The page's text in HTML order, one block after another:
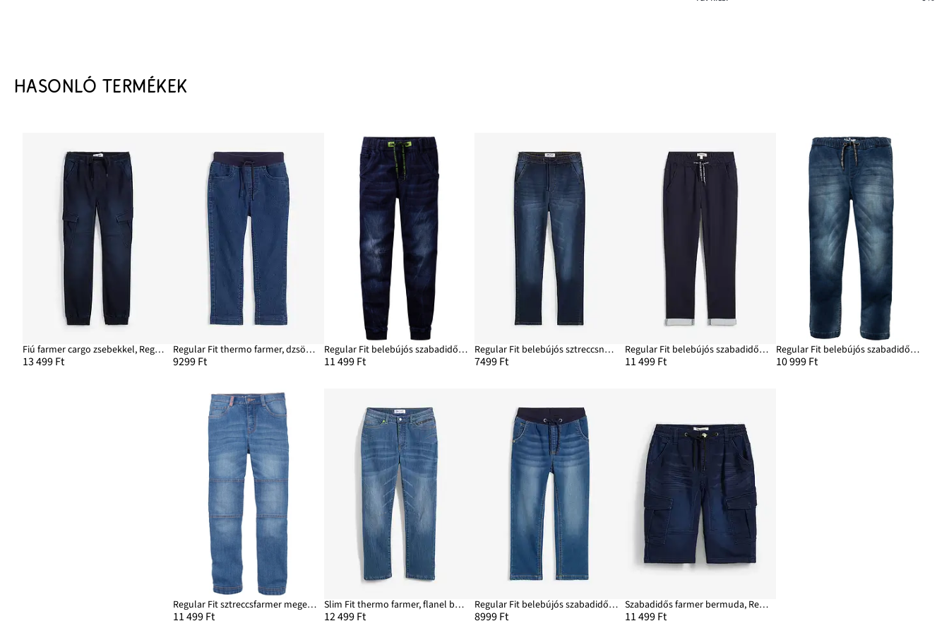
HASONLÓ TERMÉKEK
Fiú farmer cargo zsebekkel, Regular Fit
13 499 Ft
Regular Fit thermo farmer, dzsörzé béléssel, Straight
9299 Ft
Regular Fit belebújós szabadidős farmer, Tapered
11 499 Ft
Regular Fit belebújós sztreccsnadrág, Straight
7499 Ft
Regular Fit belebújós szabadidős farmer, Straight
11 499 Ft
Regular Fit belebújós szabadidős farmer, Straight
10 999 Ft
Regular Fit sztreccsfarmer megerősített térdrésszel, Straight
11 499 Ft
Slim Fit thermo farmer, flanel béléssel, Tapered
12 499 Ft
Regular Fit belebújós szabadidős farmer, Straight
8999 Ft
Szabadidős farmer bermuda, Regular Fit
11 499 Ft